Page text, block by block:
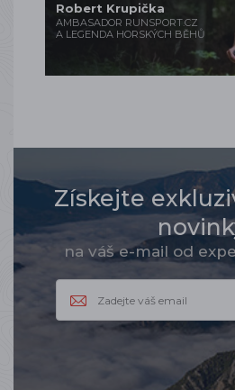
Robert Krupička
AMBASADOR RUNSPORT.CZ
A LEGENDA HORSKÝCH BĚHŮ
Získejte
na váš e-mail od